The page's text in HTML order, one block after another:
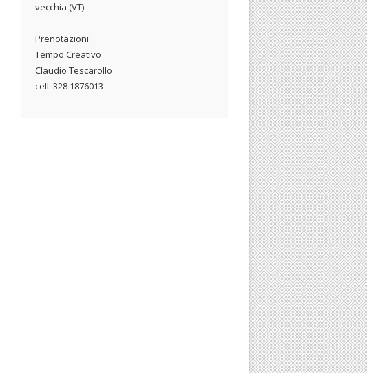
vecchia (VT)
Prenotazioni:
Tempo Creativo
Claudio Tescarollo
cell. 328 1876013